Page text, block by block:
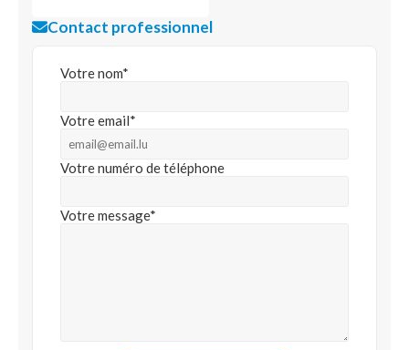
Contact professionnel
Votre nom*
Votre email*
Votre numéro de téléphone
Votre message*